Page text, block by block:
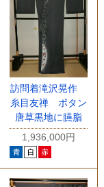
訪問着滝沢晃作
糸目友禅 ボタン
唐草黒地に臙脂
1,936,000円